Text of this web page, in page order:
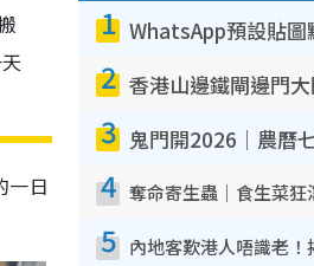
一日
1
2
3
4
5